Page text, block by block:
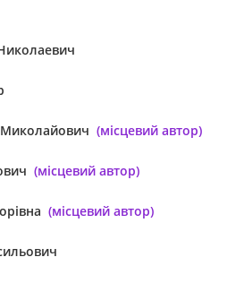
(місцевий автор)
(місцевий автор)
(місцевий автор)